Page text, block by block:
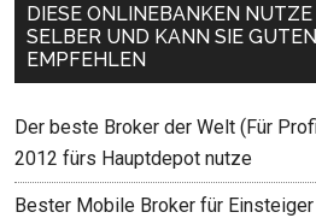
DIESE ONLINEBANKEN
SELBER UND KANN SIE
EMPFEHLEN
Der beste Broker der Welt (Für
2012 fürs Hauptdepot nutze
Bester Mobile Broker für